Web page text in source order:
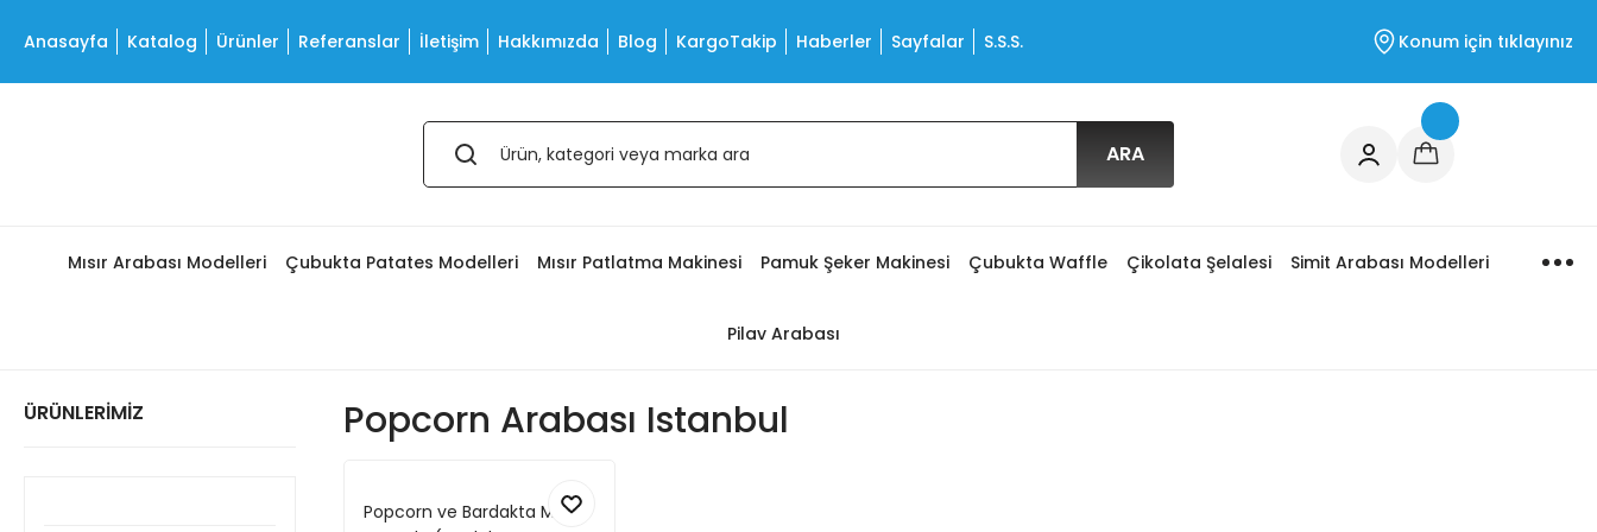
Anasayfa Katalog Ürünler Referanslar İletişim Hakkımızda Blog KargoTakip Haberler Sayfalar S.S.S. Konum için tıklayınız
ARA
Mısır Arabası Modelleri Çubukta Patates Modelleri Mısır Patlatma Makinesi Pamuk Şeker Makinesi Çubukta Waffle Çikolata Şelalesi Simit Arabası Modelleri
Pilav Arabası
ÜRÜNLERİMİZ Popcorn Arabası Istanbul
Popcorn ve Bardakta Mısır